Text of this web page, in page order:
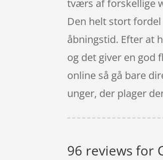
tværs af forskellige
Den helt stort
åbningstid. Efter at
og det giver en god
online så gå bare
unger, der plager
96 reviews for